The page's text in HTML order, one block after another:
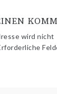
wird nicht